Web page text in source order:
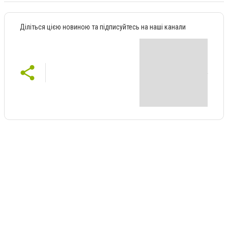
Діліться цією новиною та підписуйтесь на наші канали